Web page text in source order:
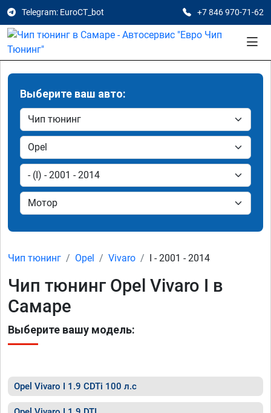
Telegram: EuroCT_bot +7 846 970-71-62
Выберите ваш авто:
Чип тюнинг Opel Vivaro I - 2001 - 2014
Чип тюнинг Opel Vivaro I в
Самаре
Выберите вашу модель:
Opel Vivaro I 1.9 CDTi 100 л.с